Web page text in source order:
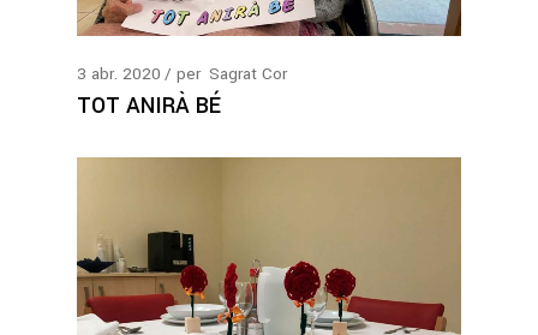
3 abr. 2020 per Sagrat Cor
TOT ANIRÀ BÉ